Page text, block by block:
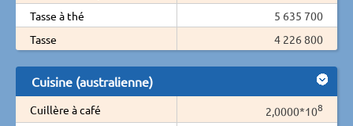
Tasse à thé
5 635 700
Tasse
4 226 800
Cuisine (australienne)
Cuillère à café 2,0000*108